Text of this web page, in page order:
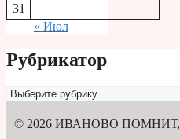
31
« Июл
Рубрикатор
Рубрикатор
© 2026 ИВАНОВО ПОМНИТ,